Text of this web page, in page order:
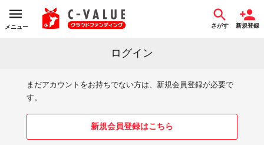
メニュー さがす 新規登録
ログイン
まだアカウントをお持ちでない方は、新規会員登録が必要で
す。
新規会員登録はこちら